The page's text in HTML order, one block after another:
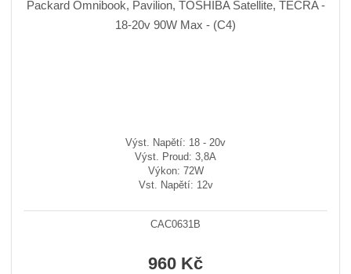
Výst. Napětí: 18 - 20v
Výst. Proud: 3,8A
Výkon: 72W
Vst. Napětí: 12v
CAC0631B
960 Kč